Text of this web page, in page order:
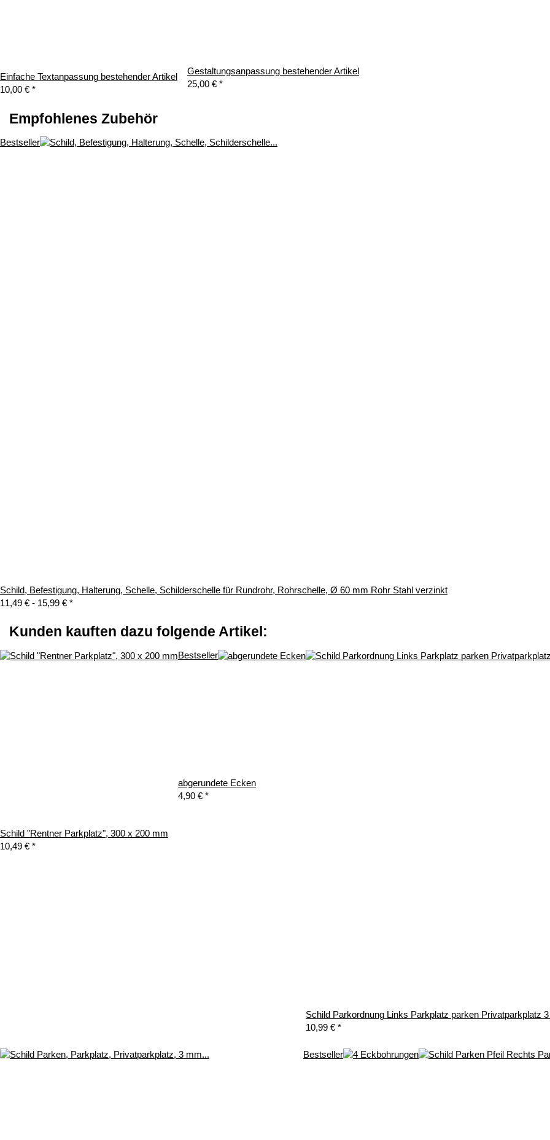
Einfache Textanpassung bestehender Artikel
10,00 € *
Gestaltungsanpassung bestehender Artikel
25,00 € *
Empfohlenes Zubehör
Bestseller
Schild, Befestigung, Halterung, Schelle, Schilderschelle für Rundrohr, Rohrschelle, Ø 60 mm Rohr Stahl verzinkt
11,49 € - 15,99 € *
Kunden kauften dazu folgende Artikel:
Schild "Rentner Parkplatz", 300 x 200 mm
10,49 € *
Bestseller
abgerundete Ecken
4,90 € *
Schild Parkordnung Links Parkplatz parken Privatparkplatz
10,99 € *
Bestseller